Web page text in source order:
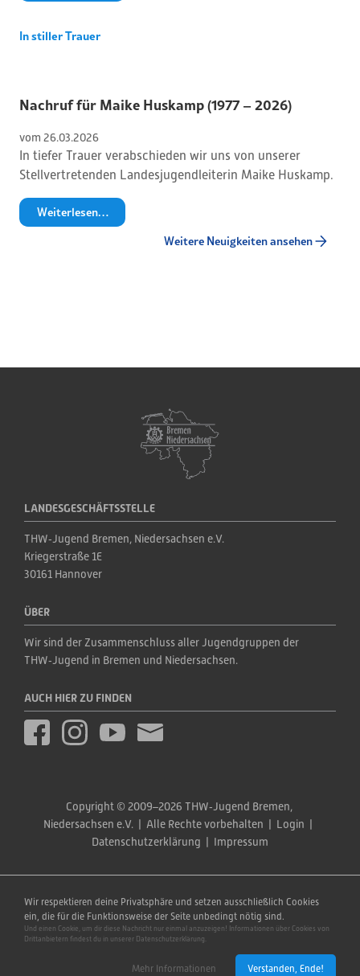
In stiller Trauer
Nachruf für Maike Huskamp (1977 – 2026)
vom 26.03.2026
In tiefer Trauer verabschieden wir uns von unserer
Stellvertretenden Landesjugendleiterin Maike Huskamp.
Weiterlesen…
Weitere Neuigkeiten ansehen
LANDESGESCHÄFTSSTELLE
THW‑Jugend Bremen, Niedersachsen e.V.
Kriegerstraße 1E
30161 Hannover
ÜBER
Wir sind der Zusammenschluss aller Jugendgruppen der
THW‑Jugend in Bremen und Niedersachsen.
AUCH HIER ZU FINDEN
Copyright © 2009–2026 THW‑Jugend Bremen,
Niedersachsen e.V.  |  Alle Rechte vorbehalten  | Login
Datenschutzerklärung
Impressum
Wir respektieren deine Privatsphäre und setzen ausschließlich Cookies
ein, die für die Funktionsweise der Seite unbedingt nötig sind.
Und einen Cookie, um dir diese Nachricht nur einmal anzuzeigen! Informationen über Cookies von
Drittanbietern findest du in unserer Datenschutzerklärung.
Mehr Informationen Verstanden, Ende!